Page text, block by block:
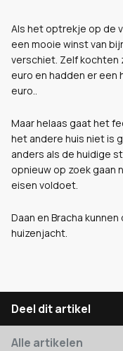
Als het optrekje op de
een mooie winst van
verschiet. Zelf kochten
euro en hadden er een
euro..
Maar helaas gaat het
het andere huis niet is
anders als de huidige
opnieuw op zoek gaan
eisen voldoet.
Daan en Bracha
huizenjacht.
Deel dit artikel
Alle artikelen